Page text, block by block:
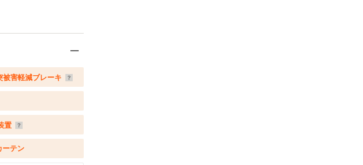
被害軽減ブレーキ
置
ーテン